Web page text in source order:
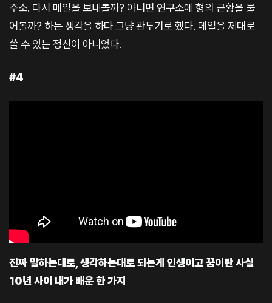
주소. 다시 메일을 보내볼까? 아니면 연구소에 형의 근황을 물
어볼까? 하는 생각을 하다 그냥 관두기로 했다. 메일을 제대로
쓸 수 있는 정신이 아니었다.
#4
진짜 말하는대로, 생각하는대로 되는게 인생이고 꿈이란 사실
10년 사이 내가 배운 한 가지